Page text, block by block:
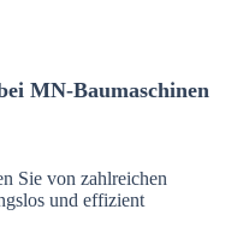
MN-Baumaschinen
Sie von zahlreichen
und effizient